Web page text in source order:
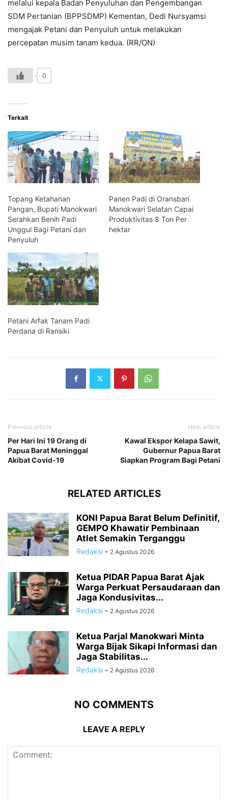
melalui kepala Badan Penyuluhan dan Pengembangan
SDM Pertanian (BPPSDMP) Kementan, Dedi Nursyamsi
mengajak Petani dan Penyuluh untuk melakukan
percepatan musim tanam kedua. (RR/ON)
0
Terkait
Topang Ketahanan
Pangan, Bupati Manokwari
Serahkan Benih Padi
Unggul Bagi Petani dan
Penyuluh
Panen Padi di Oransbari
Manokwari Selatan Capai
Produktivitas 8 Ton Per
hektar
Petani Arfak Tanam Padi
Perdana di Ransiki
Previous article
Per Hari Ini 19 Orang di
Papua Barat Meninggal
Akibat Covid-19
Next article
Kawal Ekspor Kelapa Sawit,
Gubernur Papua Barat
Siapkan Program Bagi Petani
RELATED ARTICLES
KONI Papua Barat Belum Definitif,
GEMPO Khawatir Pembinaan
Atlet Semakin Terganggu
Redaksi - 2 Agustus 2026
Ketua PIDAR Papua Barat Ajak
Warga Perkuat Persaudaraan dan
Jaga Kondusivitas...
Redaksi - 2 Agustus 2026
Ketua Parjal Manokwari Minta
Warga Bijak Sikapi Informasi dan
Jaga Stabilitas...
Redaksi - 2 Agustus 2026
NO COMMENTS
LEAVE A REPLY